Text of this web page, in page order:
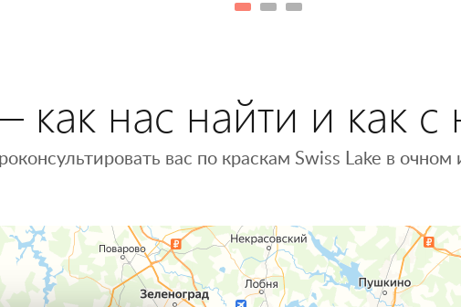
как нас найти и как с
вас по краскам Swiss Lake в